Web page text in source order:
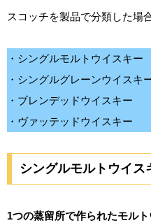
スコッチを製品で分類した場
・シングルモルトウイスキー
・シングルグレーンウイスキ
・ブレンデッドウイスキー
・ヴァッテッドウイスキー
シングルモルトウイス
1つの蒸留所で作られたモル